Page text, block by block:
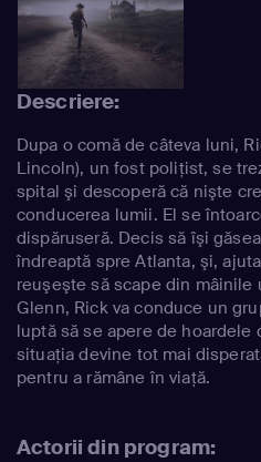
Descriere:
Dupa o comă de câteva luni,
Lincoln), un fost poliţist, se
spital şi descoperă că nişte
conducerea lumii. El se
dispăruseră. Decis să îşi
îndreaptă spre Atlanta, şi,
reuşeşte să scape din mâinile
Glenn, Rick va conduce un
luptă să se apere de hoardele
situaţia devine tot mai
pentru a rămâne în viaţă.
Actorii din program: